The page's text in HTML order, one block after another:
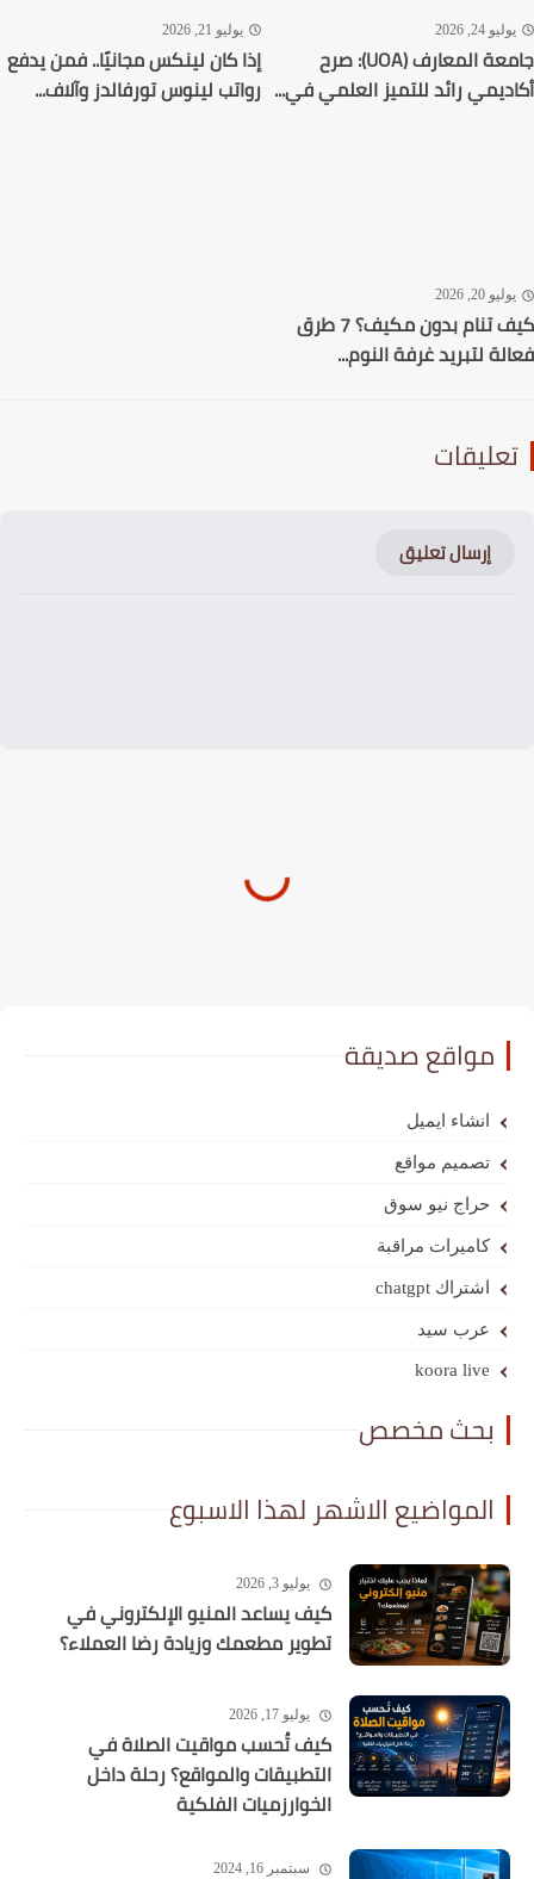
24, 2026
جامعة المعارف (UOA): صرح
رائد للتميز العلمي في...
يوليو 21, 2026
إذا كان لينكس مجانيًا.. فمن يدفع
رواتب لينوس تورفالدز وآلاف...
20, 2026
كيف تنام بدون مكيف؟ 7 طرق
لتبريد غرفة النوم...
إرسال تعليق
مواقع صديقة
انشاء ايميل
تصميم مواقع
حراج نيو سوق
كاميرات مراقبة
اشتراك chatgpt
عرب سيد
koora live
بحث مخصص
المواضيع الاشهر لهذا الاسبوع
يوليو 3, 2026
كيف يساعد المنيو الإلكتروني في
تطوير مطعمك وزيادة رضا العملاء؟
يوليو 17, 2026
كيف تُحسب مواقيت الصلاة في
التطبيقات والمواقع؟ رحلة داخل
الخوارزميات الفلكية
سبتمبر 16, 2024